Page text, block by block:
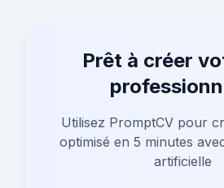
Prêt à créer
Utilisez PromptCV pour
optimisé en 5 minutes
artificielle